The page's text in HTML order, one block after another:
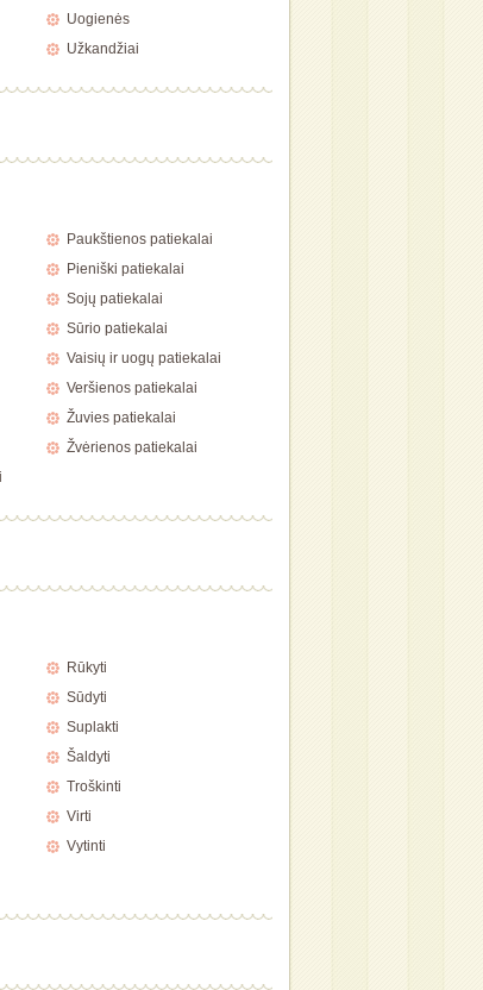
Uogienės
Užkandžiai
Paukštienos patiekalai
Pieniški patiekalai
Sojų patiekalai
Sūrio patiekalai
Vaisių ir uogų patiekalai
Veršienos patiekalai
Žuvies patiekalai
Žvėrienos patiekalai
Rūkyti
Sūdyti
Suplakti
Šaldyti
Troškinti
Virti
Vytinti